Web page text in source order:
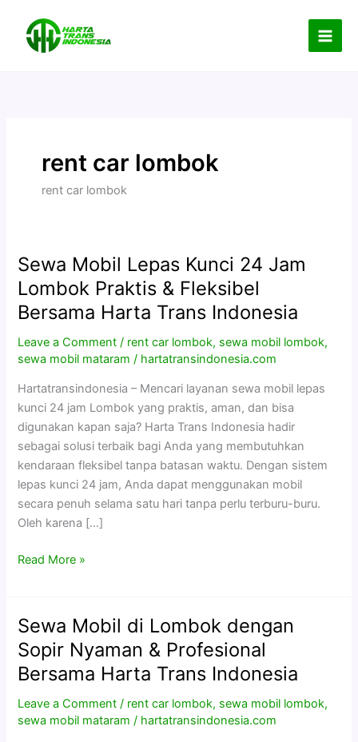
content
rent car lombok
rent car lombok
Sewa Mobil Lepas Kunci 24 Jam
Lombok Praktis & Fleksibel
Bersama Harta Trans Indonesia
Leave a Comment / rent car lombok, sewa mobil lombok,
sewa mobil mataram / hartatransindonesia.com
Hartatransindonesia – Mencari layanan sewa mobil lepas
kunci 24 jam Lombok yang praktis, aman, dan bisa
digunakan kapan saja? Harta Trans Indonesia hadir
sebagai solusi terbaik bagi Anda yang membutuhkan
kendaraan fleksibel tanpa batasan waktu. Dengan sistem
lepas kunci 24 jam, Anda dapat menggunakan mobil
secara penuh selama satu hari tanpa perlu terburu-buru.
Oleh karena […]
Sewa
Mobil
Lepas
Kunci
24
Jam
Praktis
&
Fleksibel
Bersama
Harta
Trans
Indonesia
Read More »
Sewa Mobil di Lombok dengan
Sopir Nyaman & Profesional
Bersama Harta Trans Indonesia
Leave a Comment / rent car lombok, sewa mobil lombok,
sewa mobil mataram / hartatransindonesia.com
Sewa
Mobil
di
Lombok
dengan
Sopir